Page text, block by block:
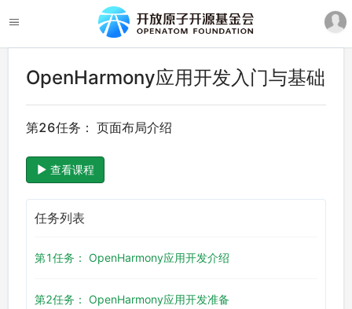
OpenHarmony应用开发入门与基础
第26任务： 页面布局介绍
查看课程
任务列表
第1任务： OpenHarmony应用开发介绍
第2任务： OpenHarmony应用开发准备